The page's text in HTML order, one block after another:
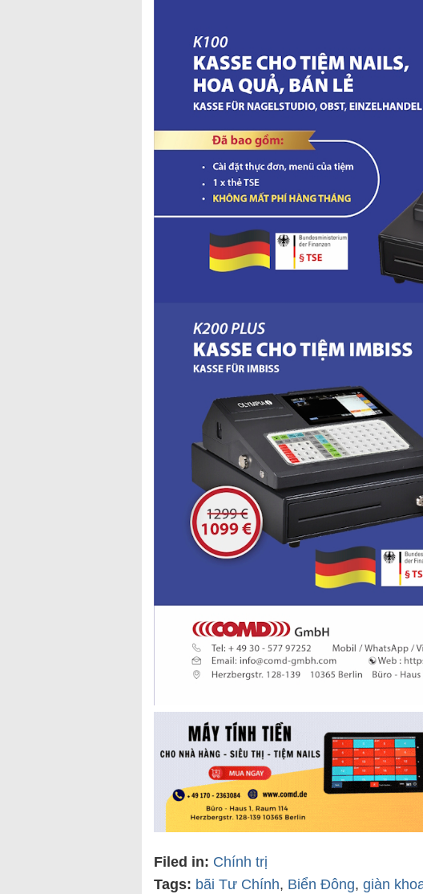
Filed in: Chính trị
Tags: bãi Tư Chính, Biển Đông, giàn